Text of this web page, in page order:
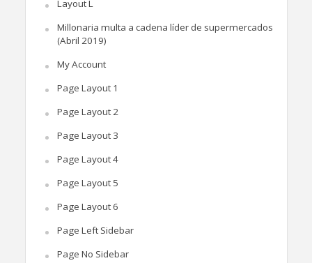
Layout L
Millonaria multa a cadena líder de supermercados
(Abril 2019)
My Account
Page Layout 1
Page Layout 2
Page Layout 3
Page Layout 4
Page Layout 5
Page Layout 6
Page Left Sidebar
Page No Sidebar